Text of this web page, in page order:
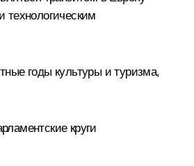
технологическим
годы культуры и туризма,
круги